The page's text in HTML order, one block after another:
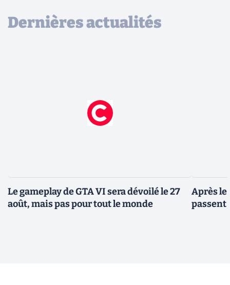
Dernières actualités
Le gameplay de GTA VI sera dévoilé le 27
août, mais pas pour tout le monde
Après le
passent